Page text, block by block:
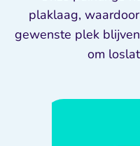
plaklaag,
gewenste plek
om